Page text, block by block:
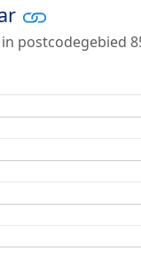
in postcodegebied